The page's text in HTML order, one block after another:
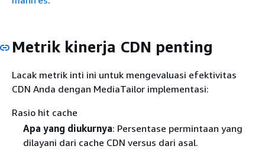
Metrik kinerja CDN penting
Lacak metrik inti ini untuk mengevaluasi efektivitas
CDN Anda dengan MediaTailor implementasi:
Rasio hit cache
Apa yang diukurnya: Persentase permintaan yang
dilayani dari cache CDN versus dari asal.